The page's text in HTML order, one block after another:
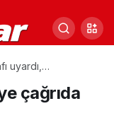
uyardı,
çağrıda
0 Paylaş